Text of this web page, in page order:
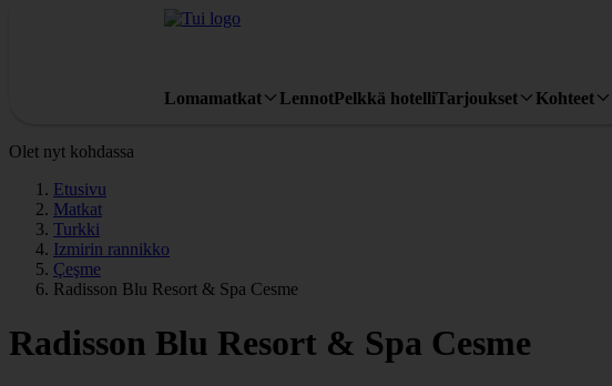
Lomamatkat LennotPelkkä hotelliTarjoukset Kohteet
Olet nyt kohdassa
Etusivu
Matkat
Turkki
Izmirin rannikko
Çeşme
Radisson Blu Resort & Spa Cesme
Radisson Blu Resort & Spa Cesme